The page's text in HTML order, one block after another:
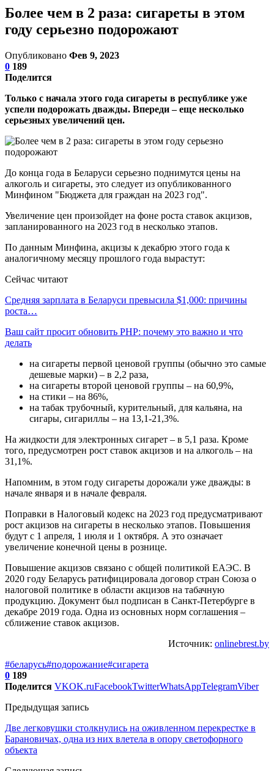
Более чем в 2 раза: сигареты в этом
году серьезно подорожают
Опубликовано Фев 9, 2023
0 189
Поделится
Только с начала этого года сигареты в республике уже
успели подорожать дважды. Впереди – еще несколько
серьезных увеличений цен.
До конца года в Беларуси серьезно поднимутся цены на
алкоголь и сигареты, это следует из опубликованного
Минфином "Бюджета для граждан на 2023 год".
Увеличение цен произойдет на фоне роста ставок акцизов,
запланированного на 2023 год в несколько этапов.
По данным Минфина, акцизы к декабрю этого года к
аналогичному месяцу прошлого года вырастут:
Сейчас читают
Средняя зарплата в Беларуси превысила $1,000: причины
роста…
Ваш сайт просит обновить PHP: почему это важно и что
делать
на сигареты первой ценовой группы (обычно это самые
дешевые марки) – в 2,2 раза,
на сигареты второй ценовой группы – на 60,9%,
на стики – на 86%,
на табак трубочный, курительный, для кальяна, на
сигары, сигариллы – на 13,1-21,3%.
На жидкости для электронных сигарет – в 5,1 раза. Кроме
того, предусмотрен рост ставок акцизов и на алкоголь – на
31,1%.
Напомним, в этом году сигареты дорожали уже дважды: в
начале января и в начале февраля.
Поправки в Налоговый кодекс на 2023 год предусматривают
рост акцизов на сигареты в несколько этапов. Повышения
будут с 1 апреля, 1 июля и 1 октября. А это означает
увеличение конечной цены в рознице.
Повышение акцизов связано с общей политикой ЕАЭС. В
2020 году Беларусь ратифицировала договор стран Союза о
налоговой политике в области акцизов на табачную
продукцию. Документ был подписан в Санкт-Петербурге в
декабре 2019 года. Одна из основных норм соглашения –
сближение ставок акцизов.
Источник: onlinebrest.by
#беларусь#подорожание#сигарета
0 189
Поделится VKOK.ruFacebookTwitterWhatsAppTelegramViber
Предыдущая запись
Две легковушки столкнулись на оживленном перекрестке в
Барановичах, одна из них влетела в опору светофорного
объекта